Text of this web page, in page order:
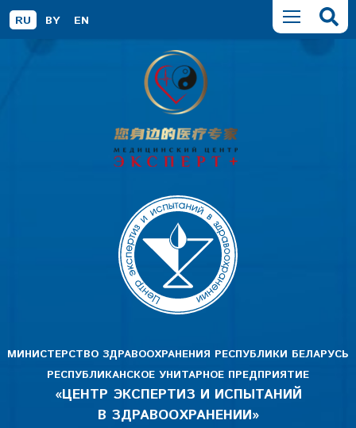
RU BY EN
МИНИСТЕРСТВО ЗДРАВООХРАНЕНИЯ РЕСПУБЛИКИ БЕЛАРУСЬ
РЕСПУБЛИКАНСКОЕ УНИТАРНОЕ ПРЕДПРИЯТИЕ
«ЦЕНТР ЭКСПЕРТИЗ И ИСПЫТАНИЙ
В ЗДРАВООХРАНЕНИИ»